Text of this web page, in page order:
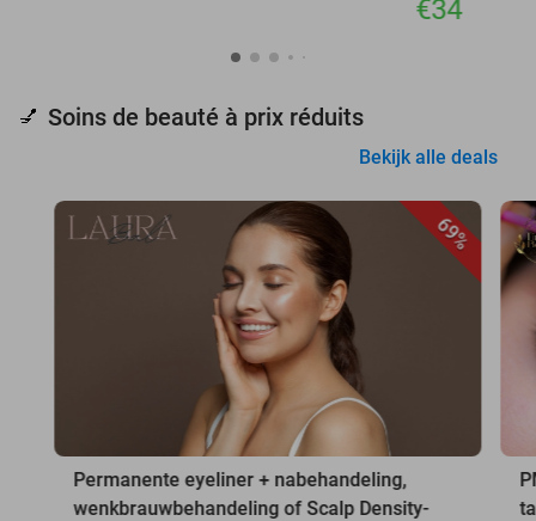
€34
💅 Soins de beauté à prix réduits
Bekijk alle deals
69%
Permanente eyeliner + nabehandeling,
wenkbrauwbehandeling of Scalp Density-